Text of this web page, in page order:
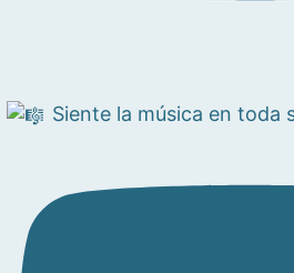
Siente la música en toda